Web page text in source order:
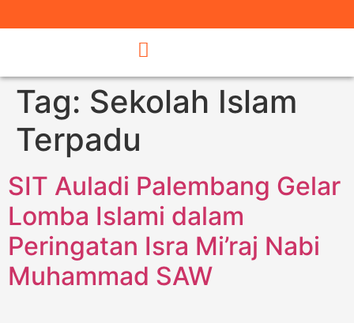
Tag: Sekolah Islam
Terpadu
SIT Auladi Palembang Gelar
Lomba Islami dalam
Peringatan Isra Mi’raj Nabi
Muhammad SAW